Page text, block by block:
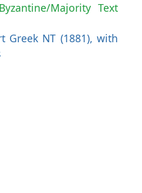
Majority Text
Greek NT (1881), with